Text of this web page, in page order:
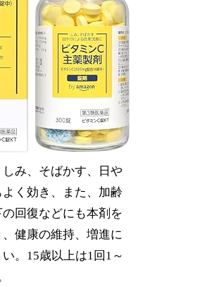
み、そばかす、日や
く効き、また、加齢
回復などにも本剤を
健康の維持、増進に
。15歳以上は1回1～